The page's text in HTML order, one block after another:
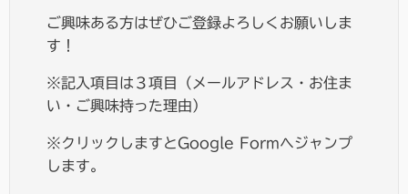
ご興味ある方はぜひご登録よろしくお願いしま
す！
※記入項目は３項目（メールアドレス・お住ま
い・ご興味持った理由）
※クリックしますとGoogle Formへジャンプ
します。